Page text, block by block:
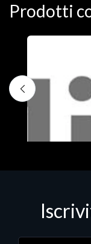
Prodotti